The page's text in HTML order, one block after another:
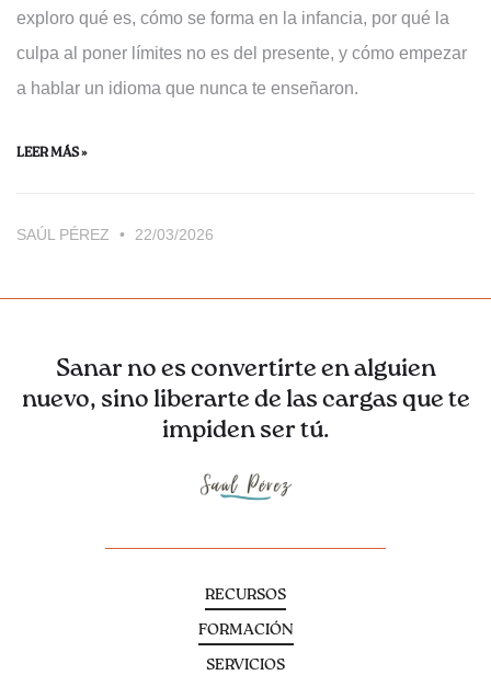
exploro qué es, cómo se forma en la infancia, por qué la
culpa al poner límites no es del presente, y cómo empezar
a hablar un idioma que nunca te enseñaron.
LEER MÁS »
SAÚL PÉREZ 22/03/2026
Sanar no es convertirte en alguien
nuevo, sino liberarte de las cargas que te
impiden ser tú.
RECURSOS
FORMACIÓN
SERVICIOS